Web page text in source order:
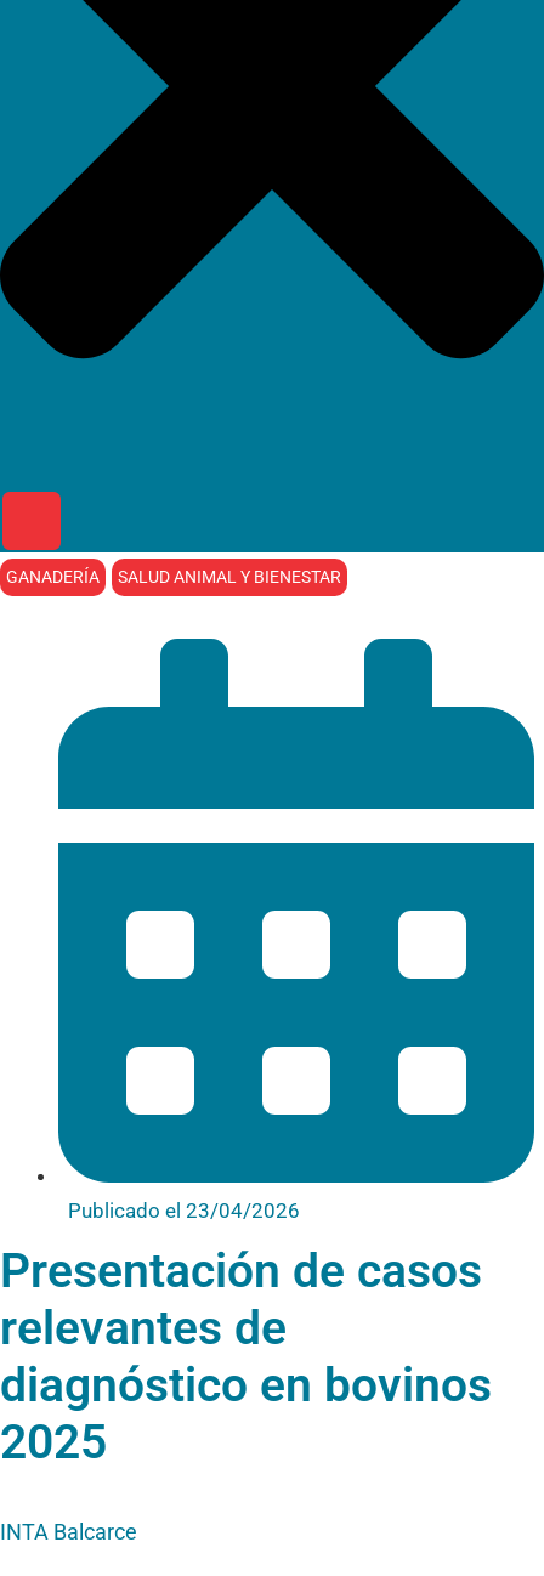
GANADERÍA SALUD ANIMAL Y BIENESTAR
Publicado el 23/04/2026
Presentación de casos
relevantes de
diagnóstico en bovinos
2025
INTA Balcarce
IPADS (INTA Balcarce-CONICET)